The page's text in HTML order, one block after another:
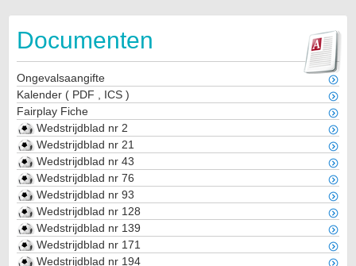
Documenten
Ongevalsaangifte
Kalender ( PDF ICS )
Fairplay Fiche
Wedstrijdblad nr 2
Wedstrijdblad nr 21
Wedstrijdblad nr 43
Wedstrijdblad nr 76
Wedstrijdblad nr 93
Wedstrijdblad nr 128
Wedstrijdblad nr 139
Wedstrijdblad nr 171
Wedstrijdblad nr 194